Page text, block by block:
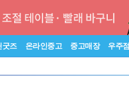
굿즈 온라인중고 중고매장 우주점